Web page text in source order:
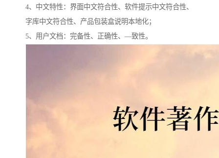
4、中文特性：界面中文符合性、软件提示中文符合性、
字库中文符合性、产品包装盒说明本地化；
5、用户文档：完备性、正确性、—致性。